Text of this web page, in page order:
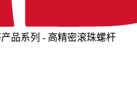
品系列 - 高精密滚珠螺杆